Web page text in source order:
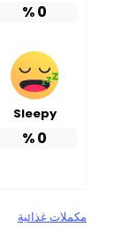
0
%
Sleepy
0
%
مكملات غذائية